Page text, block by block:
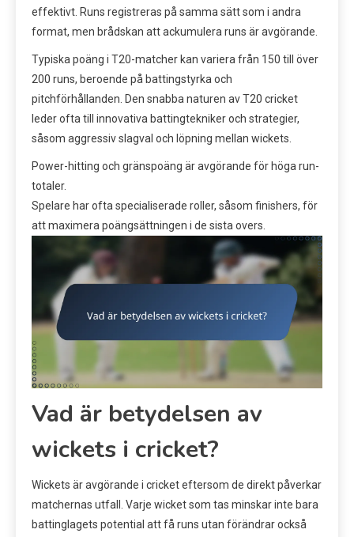
effektivt. Runs registreras på samma sätt som i andra
format, men brådskan att ackumulera runs är avgörande.
Typiska poäng i T20-matcher kan variera från 150 till över
200 runs, beroende på battingstyrka och
pitchförhållanden. Den snabba naturen av T20 cricket
leder ofta till innovativa battingtekniker och strategier,
såsom aggressiv slagval och löpning mellan wickets.
Power-hitting och gränspoäng är avgörande för höga run-
totaler.
Spelare har ofta specialiserade roller, såsom finishers, för
att maximera poängsättningen i de sista overs.
Vad är betydelsen av
wickets i cricket?
Wickets är avgörande i cricket eftersom de direkt påverkar
matchernas utfall. Varje wicket som tas minskar inte bara
battinglagets potential att få runs utan förändrar också